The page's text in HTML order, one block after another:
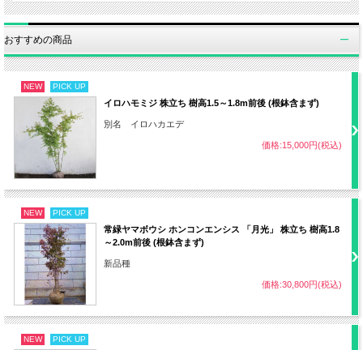
用土
・赤玉土4：鹿沼土3：ピートモス2：バ
水やり 土の表面が乾いていたらたっぷり水やり
肥料
剪定
・自然樹形でも可
植栽数
植え付け
おすすめの商品
NEW PICK UP
イロハモミジ 株立ち 樹高1.5～1.8m前後 (根鉢含まず)
別名 イロハカエデ
価格:15,000円(税込)
NEW PICK UP
常緑ヤマボウシ ホンコンエンシス 「月光」 株立ち 樹高1.8
～2.0m前後 (根鉢含まず)
新品種
価格:30,800円(税込)
NEW PICK UP